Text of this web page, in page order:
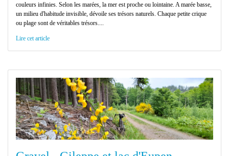
couleurs infinies. Selon les marées, la mer est proche ou lointaine. A marée basse,
un milieu d'habitude invisible, dévoile ses trésors naturels. Chaque petite crique
ou plage sont de véritables trésors....
Lire cet article